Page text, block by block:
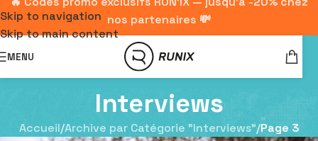
Skip to navigation
Skip to main content
nos partenaires 💸
MENU
Interviews
Accueil/Archive par Catégorie "Interviews"/Page 3